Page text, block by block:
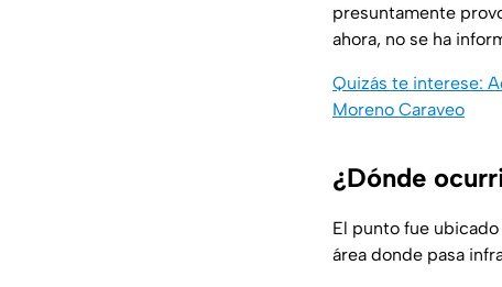
presuntamente
ahora, no se ha
Quizás te interese:
Moreno Caraveo
¿Dónde
El punto fue
área donde pasa